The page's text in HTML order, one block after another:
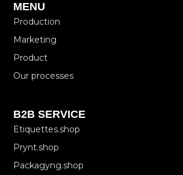
MENU
Production
Marketing
Product
Our processes
B2B SERVICE
Etiquettes.shop
Prynt.shop
Packagyng.shop